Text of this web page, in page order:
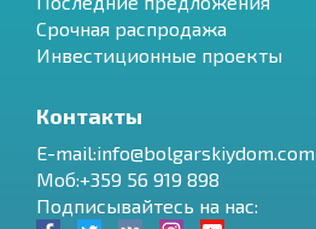
Срочная распродажа
Инвестиционные проекты
Контакты
E-mail:info@bolgarskiydom.com
Моб:+359 56 919 898
Подписывайтесь на нас: